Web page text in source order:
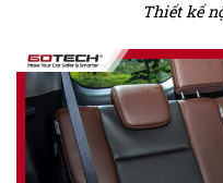
Thiết kế